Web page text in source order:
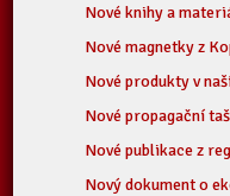
Nové knihy a
Nové magnetky z
Nové produkty v
Nové propagační
Nové publikace z
Nový dokument o